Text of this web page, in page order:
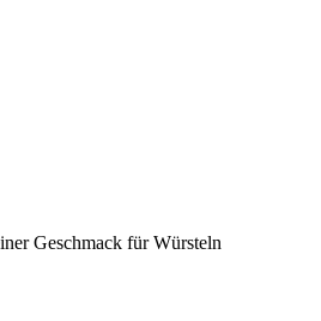
Geschmack für Würsteln